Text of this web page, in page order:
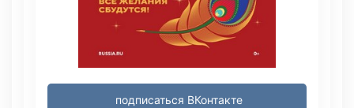
подписаться ВКонтакте